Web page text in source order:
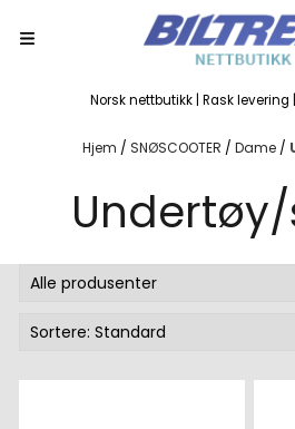
Norsk nettbutikk | Rask levering
Hjem / SNØSCOOTER / Dame /